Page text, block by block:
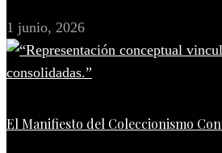
1 junio, 2026
El Manifiesto del Coleccionismo